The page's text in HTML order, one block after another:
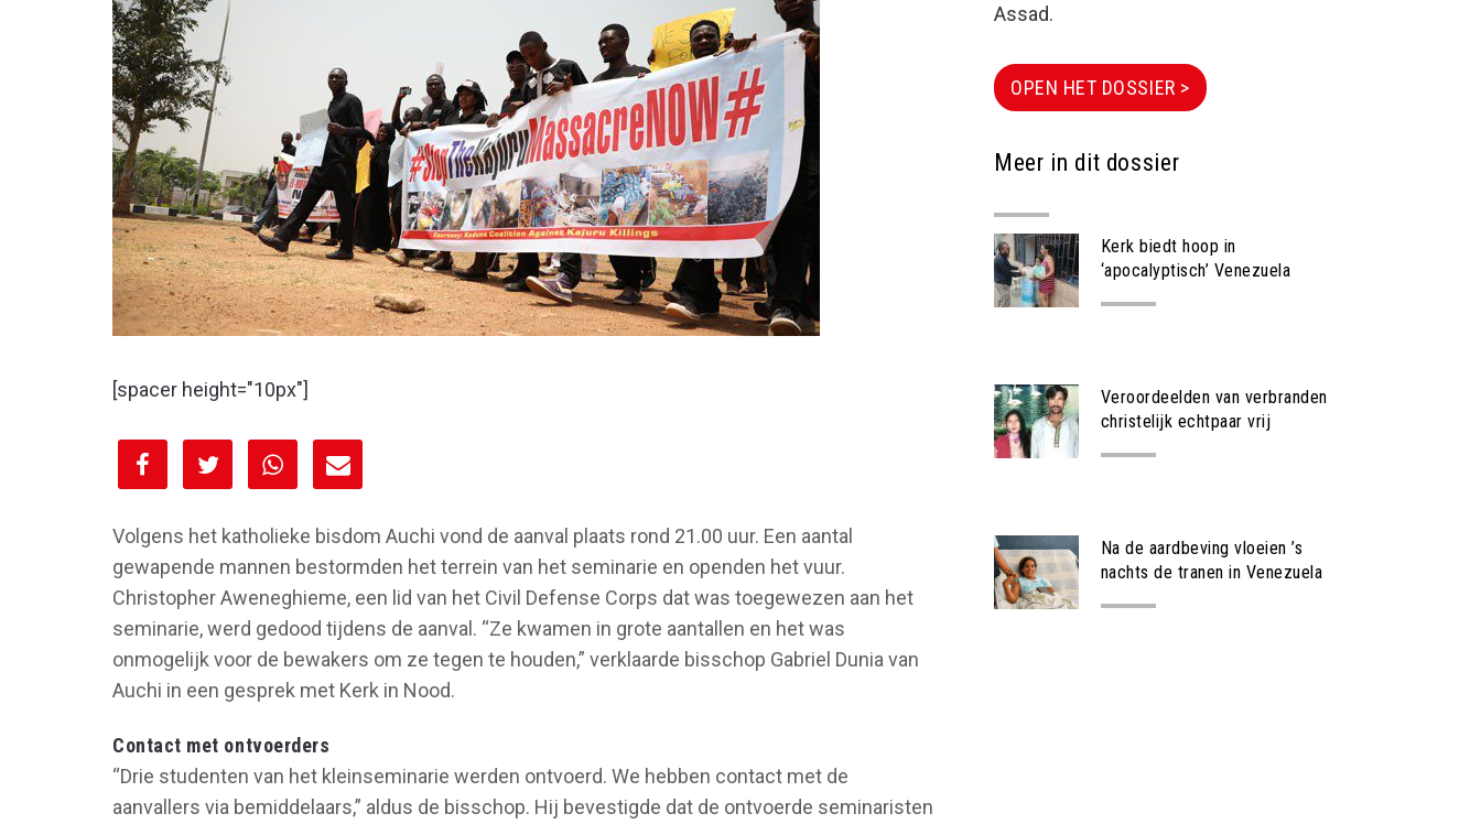
[spacer height="10px"]
[spacer height="10px"]
Volgens het katholieke bisdom Auchi vond de aanval plaats rond 21.00 uur. Een aantal
gewapende mannen bestormden het terrein van het seminarie en openden het vuur.
Christopher Aweneghieme, een lid van het Civil Defense Corps dat was toegewezen aan het
seminarie, werd gedood tijdens de aanval. “Ze kwamen in grote aantallen en het was
onmogelijk voor de bewakers om ze tegen te houden,” verklaarde bisschop Gabriel Dunia van
Auchi in een gesprek met Kerk in Nood.
Contact met ontvoerders
“Drie studenten van het kleinseminarie werden ontvoerd. We hebben contact met de
aanvallers via bemiddelaars,” aldus de bisschop. Hij bevestigde dat de ontvoerde seminaristen
Assad.
OPEN HET DOSSIER >
Meer in dit dossier
Kerk biedt hoop in
‘apocalyptisch’ Venezuela
Veroordeelden van verbranden
christelijk echtpaar vrij
Na de aardbeving vloeien ’s
nachts de tranen in Venezuela